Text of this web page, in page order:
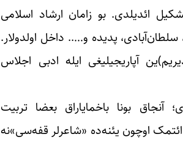
ائدیلدی. بو زامان ارشاد اسلامی
پدیده و….. داخل اولدولار.
آپاریجیلیغی ایله ادبی اجلاس
آنجاق بونا باخمایاراق بعضا تربیت
ائتمک اوچون یئنه‌ده «شاعرلر قفه‌سی»نه